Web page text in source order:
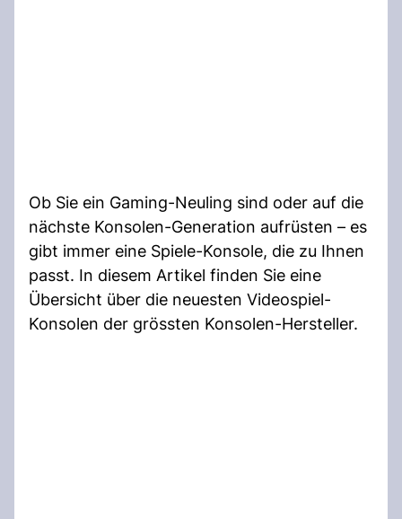
Ob Sie ein Gaming-Neuling sind oder auf die
nächste Konsolen-Generation aufrüsten – es
gibt immer eine Spiele-Konsole, die zu Ihnen
passt. In diesem Artikel finden Sie eine
Übersicht über die neuesten Videospiel-
Konsolen der grössten Konsolen-Hersteller.